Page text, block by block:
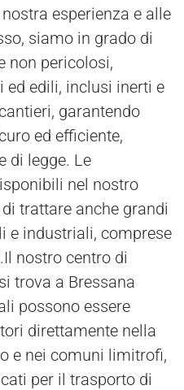
esperienza e alle
siamo in grado di
non pericolosi,
edili, inclusi inerti e
garantendo
ed efficiente,
di legge. Le
nel nostro
trattare anche grandi
e industriali, comprese
nostro centro di
trova a Bressana
possono essere
direttamente nella
e nei comuni limitrofi,
per il trasporto di